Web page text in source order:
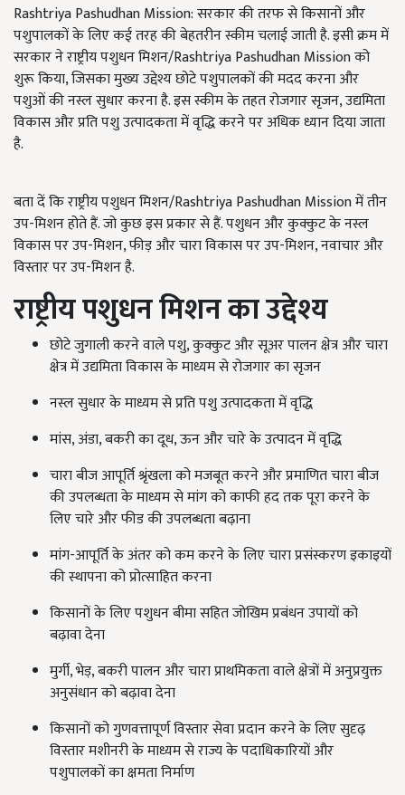
Rashtriya Pashudhan Mission: सरकार की तरफ से किसानों और
पशुपालकों के लिए कई तरह की बेहतरीन स्कीम चलाई जाती है. इसी क्रम में
सरकार ने राष्ट्रीय पशुधन मिशन/Rashtriya Pashudhan Mission को
शुरू किया,जिसका मुख्य उद्देश्य छोटे पशुपालकों की मदद करना और
पशुओं की नस्ल सुधार करना है. इस स्कीम के तहत रोजगार सृजन, उद्यमिता
विकास और प्रति पशु उत्पादकता में वृद्धि करने पर अधिक ध्यान दिया जाता
है.
बता दें कि राष्ट्रीय पशुधन मिशन/Rashtriya Pashudhan Mission में तीन
उप-मिशन होते हैं. जो कुछ इस प्रकार से हैं. पशुधन और कुक्कुट के नस्ल
विकास पर उप-मिशन,फीड़ और चारा विकास पर उप-मिशन,नवाचार और
विस्तार पर उप-मिशन है.
राष्ट्रीय पशुधन मिशन का उद्देश्य
छोटे जुगाली करने वाले पशु,कुक्कुट और सूअर पालन क्षेत्र और चारा
क्षेत्र में उद्यमिता विकास के माध्यम से रोजगार का सृजन
नस्ल सुधार के माध्यम से प्रति पशु उत्पादकता में वृद्धि
मांस,अंडा,बकरी का दूध,ऊन और चारे के उत्पादन में वृद्धि
चारा बीज आपूर्ति श्रृंखला को मजबूत करने और प्रमाणित चारा बीज
की उपलब्धता के माध्यम से मांग को काफी हद तक पूरा करने के
लिए चारे और फीड की उपलब्धता बढ़ाना
मांग-आपूर्ति के अंतर को कम करने के लिए चारा प्रसंस्करण इकाइयों
की स्थापना को प्रोत्साहित करना
किसानों के लिए पशुधन बीमा सहित जोखिम प्रबंधन उपायों को
बढ़ावा देना
मुर्गी,भेड़,बकरी पालन और चारा प्राथमिकता वाले क्षेत्रों में अनुप्रयुक्त
अनुसंधान को बढ़ावा देना
किसानों को गुणवत्तापूर्ण विस्तार सेवा प्रदान करने के लिए सुदृढ़
विस्तार मशीनरी के माध्यम से राज्य के पदाधिकारियों और
पशुपालकों का क्षमता निर्माण